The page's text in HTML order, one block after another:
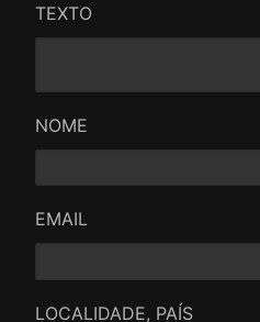
TEXTO
NOME
EMAIL
LOCALIDADE, PAÍS